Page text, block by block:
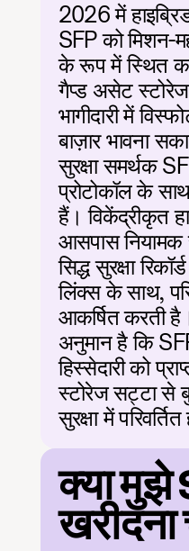
2026 में हाइब्रिड
SFP को मिशन-
के रूप में स्थित
गैप्ड असेट
भागीदारी में
बाज़ार भावना
सुरक्षा समर्थक
प्रोटोकॉल के
हैं। विकेंद्रीकृत
आसपास नियामक
सिद्ध सुरक्षा
लिंक्स के साथ,
आकर्षित करती
अनुमान है कि
हिस्सेदारी को
स्टोरेज सट्टा से
सुरक्षा में
क्या
खरीदना